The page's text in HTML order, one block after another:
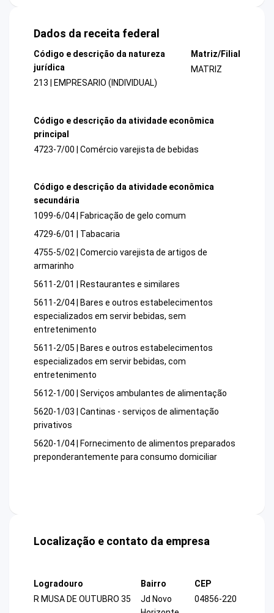
Dados da receita federal
Código e descrição da natureza
jurídica
213 | EMPRESARIO (INDIVIDUAL)
Matriz/Filial
MATRIZ
Código e descrição da atividade econômica
principal
4723-7/00 | Comércio varejista de bebidas
Código e descrição da atividade econômica
secundária
1099-6/04 | Fabricação de gelo comum
4729-6/01 | Tabacaria
4755-5/02 | Comercio varejista de artigos de
armarinho
5611-2/01 | Restaurantes e similares
5611-2/04 | Bares e outros estabelecimentos
especializados em servir bebidas, sem
entretenimento
5611-2/05 | Bares e outros estabelecimentos
especializados em servir bebidas, com
entretenimento
5612-1/00 | Serviços ambulantes de alimentação
5620-1/03 | Cantinas - serviços de alimentação
privativos
5620-1/04 | Fornecimento de alimentos preparados
preponderantemente para consumo domiciliar
Localização e contato da empresa
Logradouro
R MUSA DE OUTUBRO 35
Bairro
Jd Novo
CEP
04856-220